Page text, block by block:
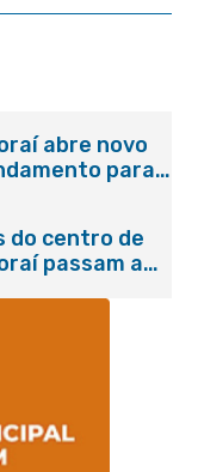
abre novo
para
do centro de
passam a